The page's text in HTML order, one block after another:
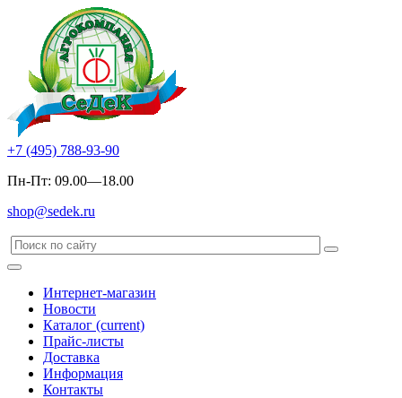
+7 (495) 788-93-90
Пн-Пт: 09.00—18.00
shop@sedek.ru
Интернет-магазин
Новости
Каталог (current)
Прайс-листы
Доставка
Информация
Контакты